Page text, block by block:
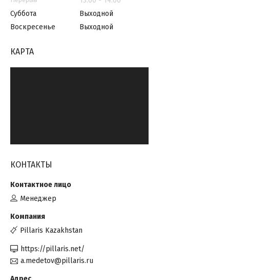
Суббота
Выходной
Воскресенье
Выходной
КАРТА
КОНТАКТЫ
Менеджер
Pillaris Kazakhstan
https://pillaris.net/
a.medetov@pillaris.ru